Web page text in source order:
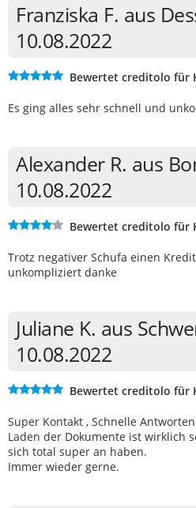
Franziska F. aus
10.08.2022
Bewertet creditolo für
Es ging alles sehr schnell und
Alexander R. aus
10.08.2022
Bewertet creditolo für
Trotz negativer Schufa einen
unkompliziert danke
Juliane K. aus
10.08.2022
Bewertet creditolo für
Super Kontakt , Schnelle
Laden der Dokumente ist wirklich
sich total super an haben.
Immer wieder gerne.